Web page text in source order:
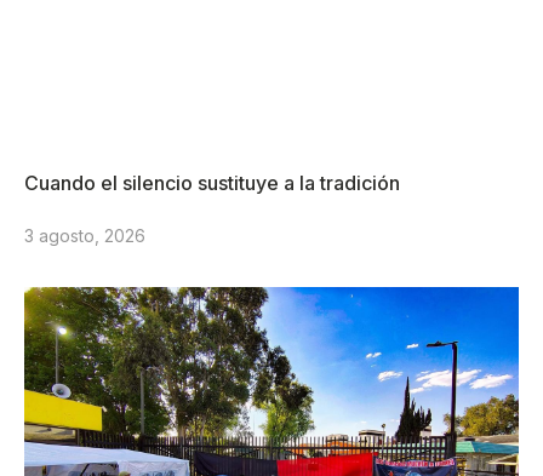
Cuando el silencio sustituye a la tradición
3 agosto, 2026